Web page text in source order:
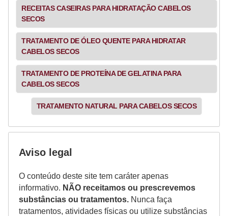
RECEITAS CASEIRAS PARA HIDRATAÇÃO CABELOS
SECOS
TRATAMENTO DE ÓLEO QUENTE PARA HIDRATAR
CABELOS SECOS
TRATAMENTO DE PROTEÍNA DE GELATINA PARA
CABELOS SECOS
TRATAMENTO NATURAL PARA CABELOS SECOS
Aviso legal
O conteúdo deste site tem caráter apenas
informativo. NÃO receitamos ou prescrevemos
substâncias ou tratamentos. Nunca faça
tratamentos, atividades físicas ou utilize substâncias